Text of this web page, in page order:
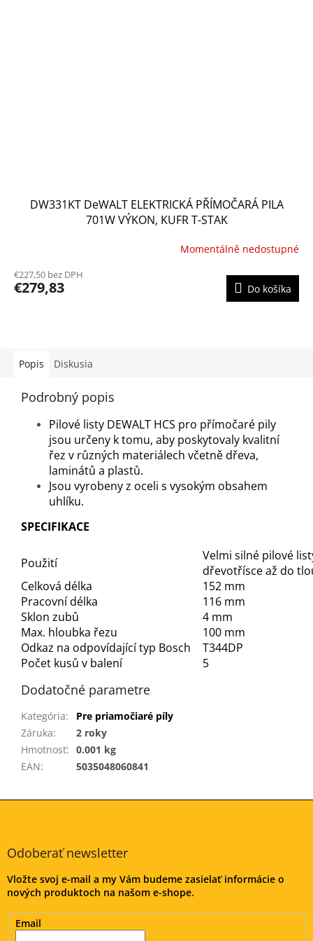
DW331KT DeWALT ELEKTRICKÁ PŘÍMOČARÁ PILA
701W VÝKON, KUFR T-STAK
Momentálně nedostupné
€227,50 bez DPH
€279,83 Do košíka
Popis Diskusia
Podrobný popis
Pilové listy DEWALT HCS pro přímočaré pily
jsou určeny k tomu, aby poskytovaly kvalitní
řez v různých materiálech včetně dřeva,
laminátů a plastů.
Jsou vyrobeny z oceli s vysokým obsahem
uhlíku.
SPECIFIKACE
Použití
Velmi silné pilové
dřevotřísce až do
Celková délka
152 mm
Pracovní délka
116 mm
Sklon zubů
4 mm
Max. hloubka řezu
100 mm
Odkaz na odpovídající typ Bosch
T344DP
Počet kusů v balení
5
Dodatočné parametre
Kategória:
Pre priamočiaré píly
Záruka:
2 roky
Hmotnosť: 0.001 kg
EAN: 5035048060841
Z
Odoberať newsletter
Vložte svoj e-mail a my Vám budeme zasielať informácie o
nových produktoch na našom e-shope.
Email